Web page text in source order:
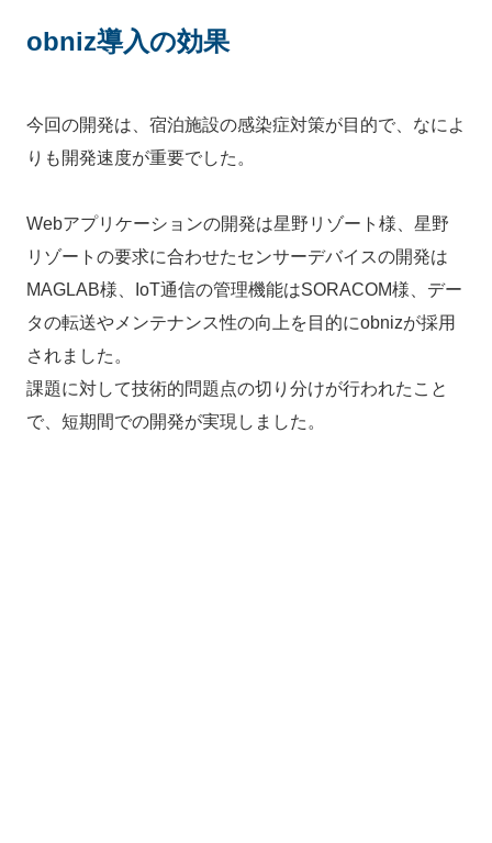
obniz導入の効果
今回の開発は、宿泊施設の感染症対策が目的で、なによ
りも開発速度が重要でした。
Webアプリケーションの開発は星野リゾート様、星野
リゾートの要求に合わせたセンサーデバイスの開発は
MAGLAB様、IoT通信の管理機能はSORACOM様、デー
タの転送やメンテナンス性の向上を目的にobnizが採用
されました。
課題に対して技術的問題点の切り分けが行われたこと
で、短期間での開発が実現しました。